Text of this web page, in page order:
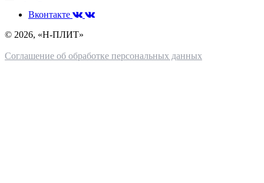
Вконтакте
© 2026, «Н-ПЛИТ»
Соглашение об обработке персональных данных